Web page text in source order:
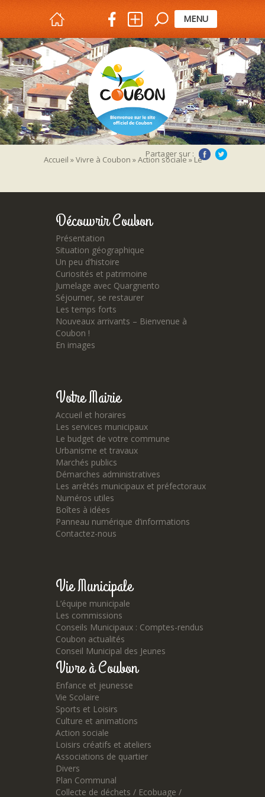
MENU
Accueil »Vivre à Coubon »Action sociale»Le
DSC_4682
Partager sur :
Découvrir Coubon
Présentation
Situation géographique
Un peu d’histoire
Curiosités et patrimoine
Jumelage avec Quargnento
Séjourner, se restaurer
Les temps forts
Nouveaux arrivants – Bienvenue à
Coubon !
En images
Votre Mairie
Accueil et horaires
Les services municipaux
Le budget de votre commune
Urbanisme et travaux
Marchés publics
Démarches administratives
Les arrêtés municipaux et préfectoraux
Numéros utiles
Boîtes à idées
Panneau numérique d’informations
Contactez-nous
Vie Municipale
L’équipe municipale
Les commissions
Conseils Municipaux : Comptes-rendus
Coubon actualités
Conseil Municipal des Jeunes
Vivre à Coubon
Enfance et jeunesse
Vie Scolaire
Sports et Loisirs
Culture et animations
Action sociale
Loisirs créatifs et ateliers
Associations de quartier
Divers
Plan Communal
Collecte de déchets / Ecobuage /